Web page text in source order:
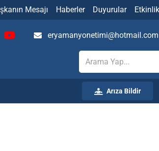
Mesajı Haberler Duyurular
eryamanyonetimi@hotmail.com
Arıza Bildir